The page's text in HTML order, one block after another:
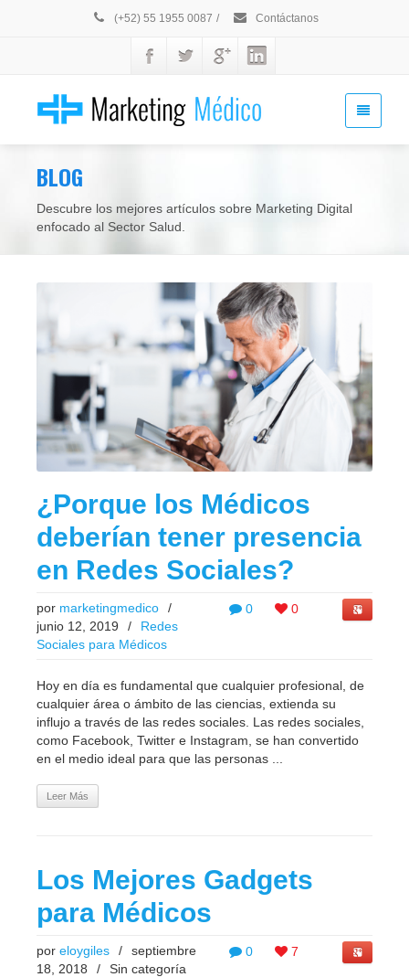
(+52) 55 1955 0087 / Contáctanos
BLOG
Descubre los mejores artículos sobre Marketing Digital
enfocado al Sector Salud.
¿Porque los Médicos
deberían tener presencia
en Redes Sociales?
0 0
por marketingmedico
/
junio 12, 2019
/
Redes
Sociales para Médicos
Hoy en día es fundamental que cualquier profesional, de
cualquier área o ámbito de las ciencias, extienda su
influjo a través de las redes sociales. Las redes sociales,
como Facebook, Twitter e Instagram, se han convertido
en el medio ideal para que las personas ...
Leer Más
Los Mejores Gadgets
para Médicos
0 7
por eloygiles /
septiembre
18, 2018
/ Sin categoría